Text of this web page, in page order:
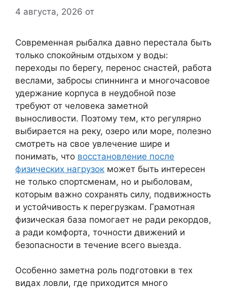
4 августа, 2026 от
Современная рыбалка давно перестала быть
только спокойным отдыхом у воды:
переходы по берегу, перенос снастей, работа
веслами, забросы спиннинга и многочасовое
удержание корпуса в неудобной позе
требуют от человека заметной
выносливости. Поэтому тем, кто регулярно
выбирается на реку, озеро или море, полезно
смотреть на свое увлечение шире и
понимать, что восстановление после
физических нагрузок может быть интересен
не только спортсменам, но и рыболовам,
которым важно сохранять силу, подвижность
и устойчивость к перегрузкам. Грамотная
физическая база помогает не ради рекордов,
а ради комфорта, точности движений и
безопасности в течение всего выезда.
Особенно заметна роль подготовки в тех
видах ловли, где приходится много